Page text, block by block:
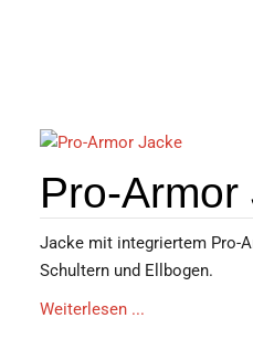
Pro-Armor
Jacke mit integriertem Pro-
Schultern und Ellbogen.
Weiterlesen ...